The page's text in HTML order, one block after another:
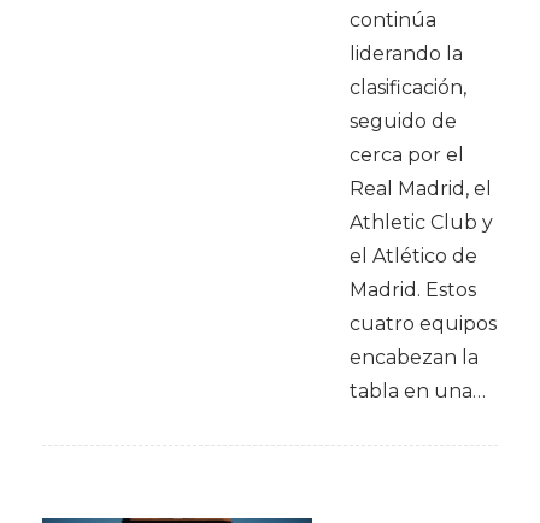
continúa
liderando la
clasificación,
seguido de
cerca por el
Real Madrid, el
Athletic Club y
el Atlético de
Madrid. Estos
cuatro equipos
encabezan la
tabla en una…